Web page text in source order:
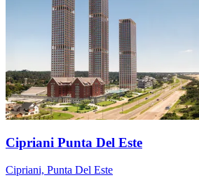
Cipriani Punta Del Este
Cipriani, Punta Del Este